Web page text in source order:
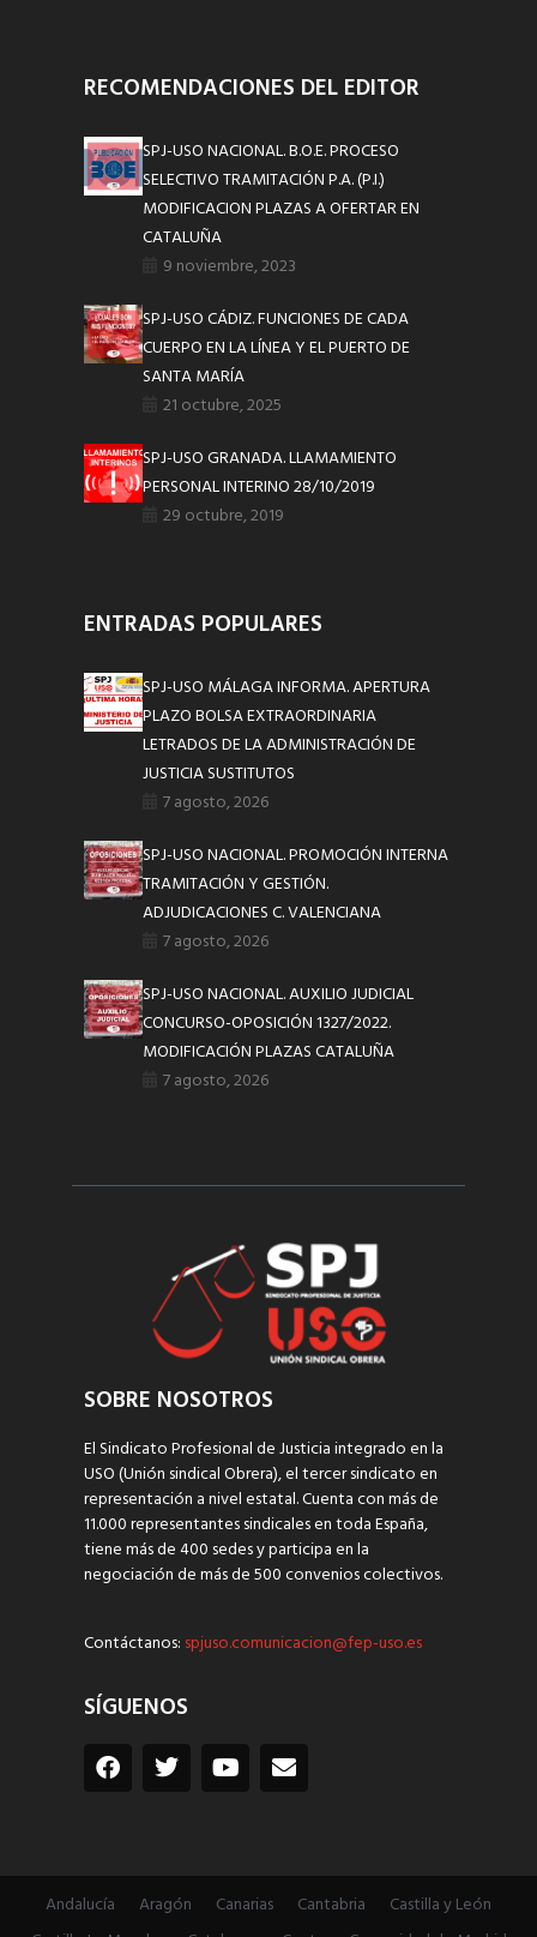
RECOMENDACIONES DEL EDITOR
SPJ-USO NACIONAL. B.O.E. PROCESO
SELECTIVO TRAMITACIÓN P.A. (P.I.)
MODIFICACION PLAZAS A OFERTAR EN
CATALUÑA
9 noviembre, 2023
SPJ-USO CÁDIZ. FUNCIONES DE CADA
CUERPO EN LA LÍNEA Y EL PUERTO DE
SANTA MARÍA
21 octubre, 2025
SPJ-USO GRANADA. LLAMAMIENTO
PERSONAL INTERINO 28/10/2019
29 octubre, 2019
ENTRADAS POPULARES
SPJ-USO MÁLAGA INFORMA. APERTURA
PLAZO BOLSA EXTRAORDINARIA
LETRADOS DE LA ADMINISTRACIÓN DE
JUSTICIA SUSTITUTOS
7 agosto, 2026
SPJ-USO NACIONAL. PROMOCIÓN INTERNA
TRAMITACIÓN Y GESTIÓN.
ADJUDICACIONES C. VALENCIANA
7 agosto, 2026
SPJ-USO NACIONAL. AUXILIO JUDICIAL
CONCURSO-OPOSICIÓN 1327/2022.
MODIFICACIÓN PLAZAS CATALUÑA
7 agosto, 2026
SOBRE NOSOTROS
El Sindicato Profesional de Justicia integrado en la
USO (Unión sindical Obrera), el tercer sindicato en
representación a nivel estatal. Cuenta con más de
11.000 representantes sindicales en toda España,
tiene más de 400 sedes y participa en la
negociación de más de 500 convenios colectivos.
Contáctanos: spjuso.comunicacion@fep-uso.es
SÍGUENOS
Andalucía Aragón Canarias Cantabria
Castilla y León